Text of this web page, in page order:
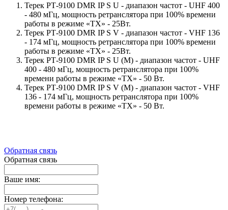
Терек РТ-9100 DMR IP S U - диапазон частот - UHF 400
- 480 мГц, мощность ретранслятора при 100% времени
работы в режиме «TX» - 25Вт.
Терек РТ-9100 DMR IP S V - диапазон частот - VHF 136
- 174 мГц, мощность ретранслятора при 100% времени
работы в режиме «TX» - 25Вт.
Терек РТ-9100 DMR IP S U (М) - диапазон частот - UHF
400 - 480 мГц, мощность ретранслятора при 100%
времени работы в режиме «TX» - 50 Вт.
Терек РТ-9100 DMR IP S V (М) - диапазон частот - VHF
136 - 174 мГц, мощность ретранслятора при 100%
времени работы в режиме «TX» - 50 Вт.
Обратная связь
Обратная связь
Ваше имя:
Номер телефона: